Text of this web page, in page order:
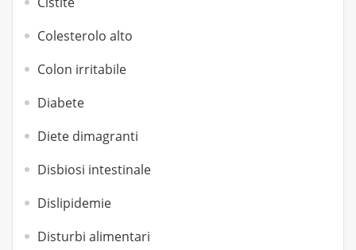
Colesterolo alto
Colon irritabile
Diabete
Diete dimagranti
Disbiosi intestinale
Dislipidemie
Disturbi alimentari